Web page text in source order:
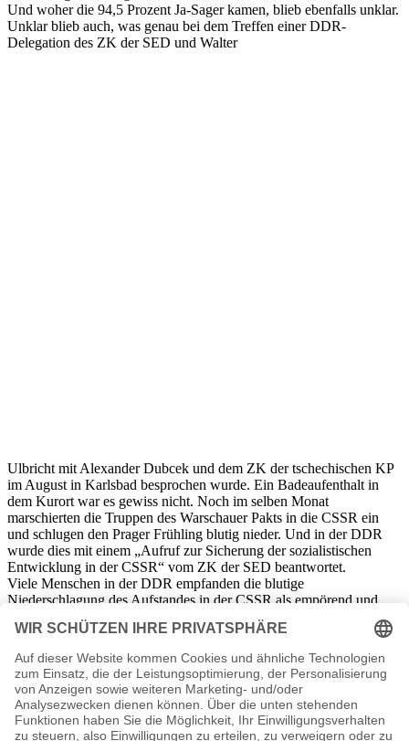
Und woher die 94,5 Prozent Ja-Sager kamen, blieb ebenfalls unklar.
Unklar blieb auch, was genau bei dem Treffen einer DDR-
Delegation des ZK der SED und Walter
Ulbricht mit Alexander Dubcek und dem ZK der tschechischen KP
im August in Karlsbad besprochen wurde. Ein Badeaufenthalt in
dem Kurort war es gewiss nicht. Noch im selben Monat
marschierten die Truppen des Warschauer Pakts in die CSSR ein
und schlugen den Prager Frühling blutig nieder. Und in der DDR
wurde dies mit einem „Aufruf zur Sicherung der sozialistischen
Entwicklung in der CSSR“ vom ZK der SED beantwortet.
Viele Menschen in der DDR empfanden die blutige
Niederschlagung des Aufstandes in der CSSR als empörend und
machten ihrem Protest öffentlich Luft, was sie unweigerlich ins
offene Messer der Staatssicherheit laufen ließ. Andere lernten, sich
Was blieb, waren unter anderem Lieder wie das von Wolf Biermann
„Du lass dich nicht verhärten in dieser härten Zeit“, das nach und
nach den Status einer heimlichen Hymne in der DDR erhielt, der
anderen DDR, die sich nach Freiheit und Buntheit sehnte.
Im Oktober brachten die Olympischen Spielein Mexikodann noch